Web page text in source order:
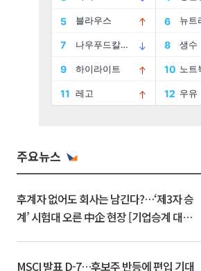
주요뉴스
후계자 없어도 회사는 남긴다?…‘제3자 승
계’ 시험대 오른 中企 현장 [기업승계 대전
MSCI 발표 D-7…후보주 반등에 편입 기대